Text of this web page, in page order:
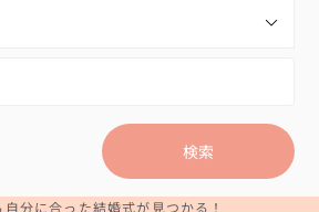
検索
分に合った結婚式が見つかる！